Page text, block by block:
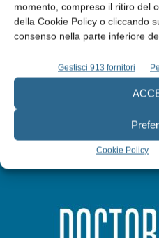
momento, compreso il ritiro del
della Cookie Policy o cliccando
consenso nella parte inferiore
Gestisci 913 fornitori
Cookie Policy
Abbonati
Iscriviti alla newsletter